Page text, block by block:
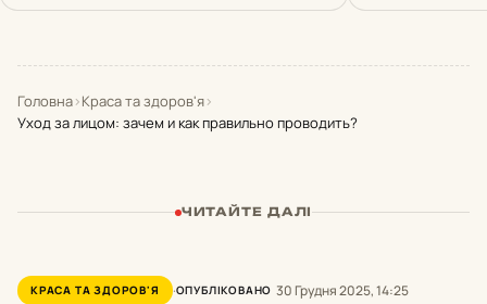
Головна›Краса та здоров'я›
Уход за лицом: зачем и как правильно проводить?
ЧИТАЙТЕ ДАЛІ
КРАСА ТА ЗДОРОВ'Я ОПУБЛІКОВАНО 30 Грудня 2025, 14:25